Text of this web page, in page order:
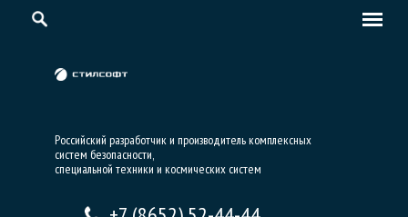
Российский разработчик и производитель комплексных
систем безопасности,
специальной техники и космических систем